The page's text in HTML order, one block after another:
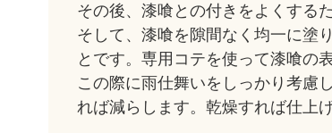
その後、漆喰との付きをよくする
そして、漆喰を隙間なく均一に塗
とです。専用コテを使って漆喰の
この際に雨仕舞いをしっかり考慮
れば減らします。乾燥すれば仕上げ